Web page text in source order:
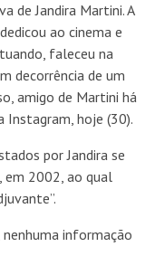
de Jandira Martini. A
ao cinema e
faleceu na
decorrência de um
amigo de Martini há
Instagram, hoje (30).
por Jandira se
em 2002, ao qual
informação